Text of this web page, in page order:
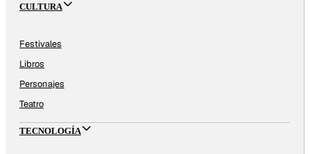
CULTURA
Festivales
Libros
Personajes
Teatro
TECNOLOGÍA